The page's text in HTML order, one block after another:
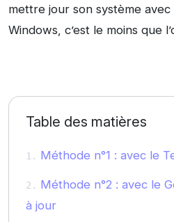
mettre jour son système avec
Windows, c’est le moins que
Table des matières
Méthode n°1 : avec le
Méthode n°2 : avec le
à jour